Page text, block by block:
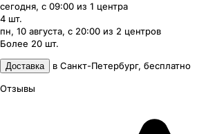
сегодня, с 09:00 из 1 центра
4 шт.
пн, 10 августа, с 20:00 из 2 центров
Более 20 шт.
Доставка в Санкт-Петербург, бесплатно
Отзывы